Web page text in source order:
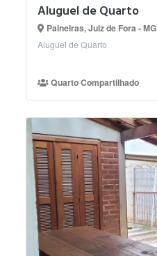
Aluguel de Quarto
Paineiras, Juiz de Fora - MG
Aluguel de Quarto
Quarto Compartilhado